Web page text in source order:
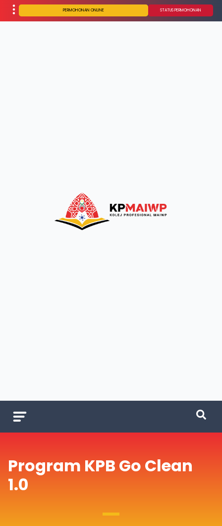
PERMOHONAN ONLINE STATUS PERMOHONAN
Program KPB Go Clean
1.0